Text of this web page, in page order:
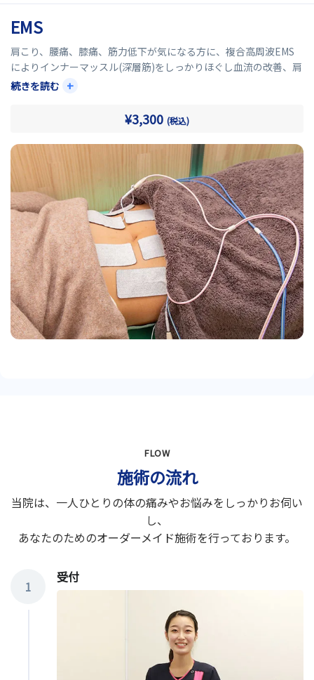
EMS
肩こり、腰痛、膝痛、筋力低下が気になる方に、複合高周波EMS
によりインナーマッスル(深層筋)をしっかりほぐし血流の改善、肩
こりや腰痛といった痛みの改善効果が期待ができます。
し体幹(体のバランス)が整うといった効果があります。
腰から腹の深部にかけてある腹横筋をしっかりと鍛えることによ
り、体幹が安定し天然のコルセットとなります。
続きを読む +
¥3,300 (税込)
FLOW
施術の流れ
当院は、一人ひとりの体の痛みやお悩みをしっかりお伺い
し、
あなたのためのオーダーメイド施術を行っております。
1
受付